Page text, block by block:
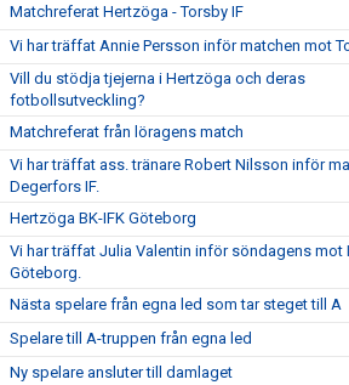
Matchreferat Hertzöga - Torsby IF
Vi har träffat Annie Persson inför matchen mot
Vill du stödja tjejerna i Hertzöga och deras
fotbollsutveckling?
Matchreferat från löragens match
Vi har träffat ass. tränare Robert Nilsson inför
Degerfors IF.
Hertzöga BK-IFK Göteborg
Vi har träffat Julia Valentin inför söndagens mot
Göteborg.
Nästa spelare från egna led som tar steget till A
Spelare till A-truppen från egna led
Ny spelare ansluter till damlaget